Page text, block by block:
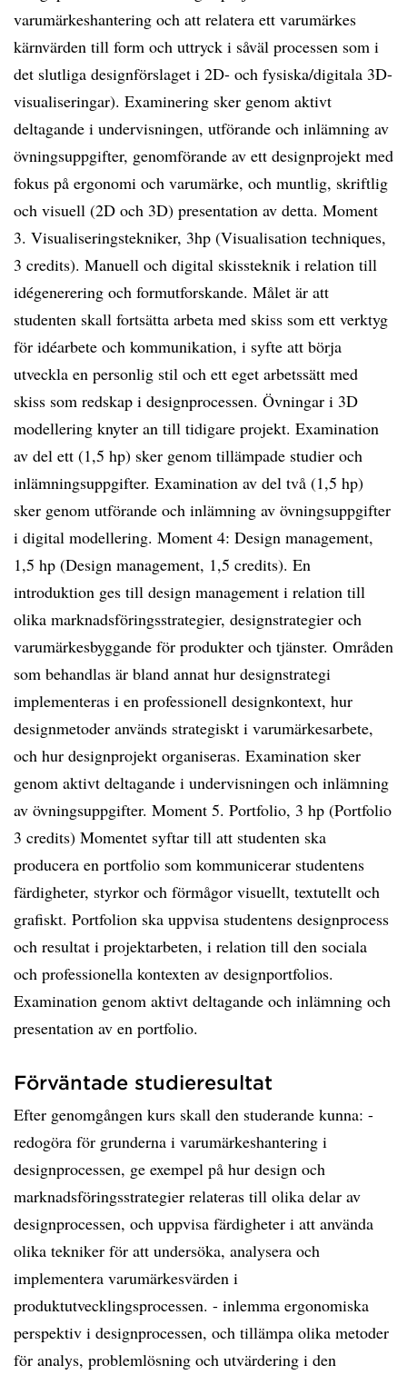
varumärkeshantering och att relatera ett varumärkes
kärnvärden till form och uttryck i såväl processen som i
det slutliga designförslaget i 2D- och fysiska/digitala 3D-
visualiseringar). Examinering sker genom aktivt
deltagande i undervisningen, utförande och inlämning av
övningsuppgifter, genomförande av ett designprojekt med
fokus på ergonomi och varumärke, och muntlig, skriftlig
och visuell (2D och 3D) presentation av detta. Moment
3. Visualiseringstekniker, 3hp (Visualisation techniques,
3 credits). Manuell och digital skissteknik i relation till
idégenerering och formutforskande. Målet är att
studenten skall fortsätta arbeta med skiss som ett verktyg
för idéarbete och kommunikation, i syfte att börja
utveckla en personlig stil och ett eget arbetssätt med
skiss som redskap i designprocessen. Övningar i 3D
modellering knyter an till tidigare projekt. Examination
av del ett (1,5 hp) sker genom tillämpade studier och
inlämningsuppgifter. Examination av del två (1,5 hp)
sker genom utförande och inlämning av övningsuppgifter
i digital modellering. Moment 4: Design management,
1,5 hp (Design management, 1,5 credits). En
introduktion ges till design management i relation till
olika marknadsföringsstrategier, designstrategier och
varumärkesbyggande för produkter och tjänster. Områden
som behandlas är bland annat hur designstrategi
implementeras i en professionell designkontext, hur
designmetoder används strategiskt i varumärkesarbete,
och hur designprojekt organiseras. Examination sker
genom aktivt deltagande i undervisningen och inlämning
av övningsuppgifter. Moment 5. Portfolio, 3 hp (Portfolio
3 credits) Momentet syftar till att studenten ska
producera en portfolio som kommunicerar studentens
färdigheter, styrkor och förmågor visuellt, textutellt och
grafiskt. Portfolion ska uppvisa studentens designprocess
och resultat i projektarbeten, i relation till den sociala
och professionella kontexten av designportfolios.
Examination genom aktivt deltagande och inlämning och
presentation av en portfolio.
Förväntade studieresultat
Efter genomgången kurs skall den studerande kunna: -
redogöra för grunderna i varumärkeshantering i
designprocessen, ge exempel på hur design och
marknadsföringsstrategier relateras till olika delar av
designprocessen, och uppvisa färdigheter i att använda
olika tekniker för att undersöka, analysera och
implementera varumärkesvärden i
produktutvecklingsprocessen. - inlemma ergonomiska
perspektiv i designprocessen, och tillämpa olika metoder
för analys, problemlösning och utvärdering i den